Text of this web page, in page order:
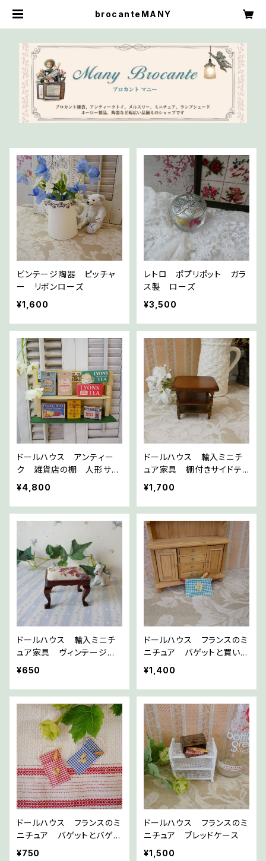
brocanteMANY
ビンテージ陶器 ピッチャ
ー リボンローズ
¥1,600
レトロ ポプリポット ガラ
ス製 ローズ
¥3,500
ドールハウス アンティー
ク 雑貨店の棚 人形サイ
ズ
¥4,800
ドールハウス 輸入ミニチ
ュア家具 棚付きサイドテ
ーブル
¥1,700
ドールハウス 輸入ミニチ
ュア家具 ヴィンテージ
スツール
¥650
ドールハウス フランスのミ
ニチュア バゲットと買い物
バッグ
¥1,400
ドールハウス フランスのミ
ニチュア バゲットとバゲッ
ト袋
¥750
ドールハウス フランスのミ
ニチュア ブレッドケース
¥1,500